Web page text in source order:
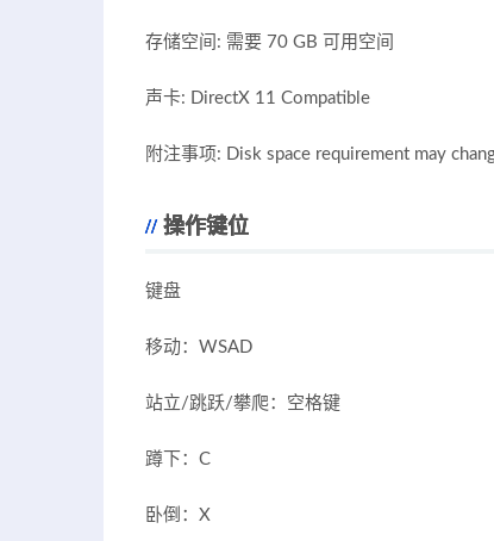
存储空间: 需要 70 GB 可用空间
声卡: DirectX 11 Compatible
附注事项: Disk space requirement may
操作键位
键盘
移动：WSAD
站立/跳跃/攀爬：空格键
蹲下：C
卧倒：X